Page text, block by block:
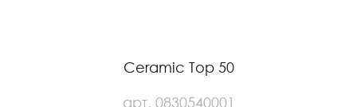
Ceramic Top 50
арт. 0830540001